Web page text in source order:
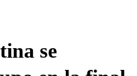
se